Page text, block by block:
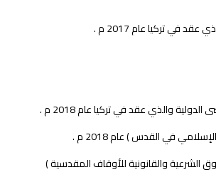
تركيا عام 2017 م .
والذي عقد في تركيا عام 2018 م .
في القدس ) عام 2018 م .
الشرعية والقانونية للأوقاف المقدسية )